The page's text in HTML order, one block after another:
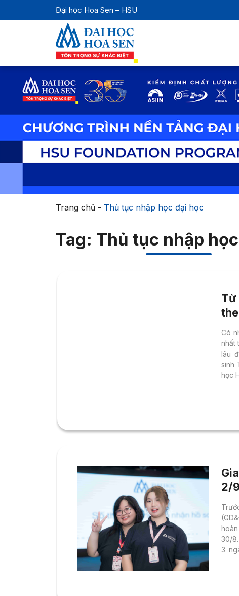
Đại học Hoa Sen – HSU
Trang chủ- Thủ tục nhập học đại học
Tag: Thủ tục nhập
Từ
Có
nhất
lâu
sinh
học
cũ)
theo
2/
30/
3